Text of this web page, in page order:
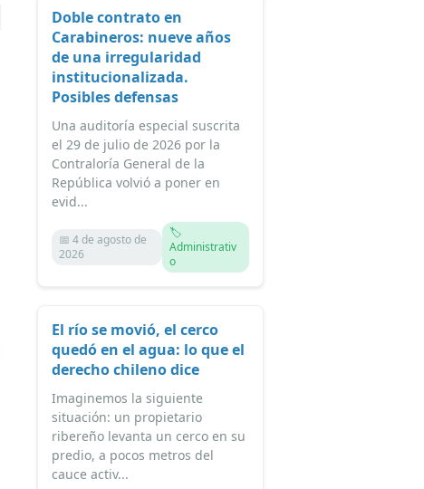
Doble contrato en
Carabineros: nueve años
de una irregularidad
institucionalizada.
Posibles defensas
Una auditoría especial suscrita
el 29 de julio de 2026 por la
Contraloría General de la
República volvió a poner en
evid...
📅 4 de agosto de
2026
🏷️
Administrativ
o
El río se movió, el cerco
quedó en el agua: lo que el
derecho chileno dice
Imaginemos la siguiente
situación: un propietario
ribereño levanta un cerco en su
predio, a pocos metros del
cauce activ...